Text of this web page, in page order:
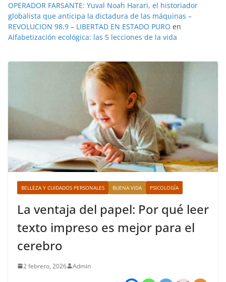
OPERADOR FARSANTE: Yuval Noah Harari, el historiador
globalista que anticipa la dictadura de las máquinas –
REVOLUCION 98.9 – LIBERTAD EN ESTADO PURO en
Alfabetización ecológica: las 5 lecciones de la vida
BELLEZA Y CUIDADOS PERSONALES BUENA VIDA PSICOLOGÍA
La ventaja del papel: Por qué leer
texto impreso es mejor para el
cerebro
2 febrero, 2026 Admin